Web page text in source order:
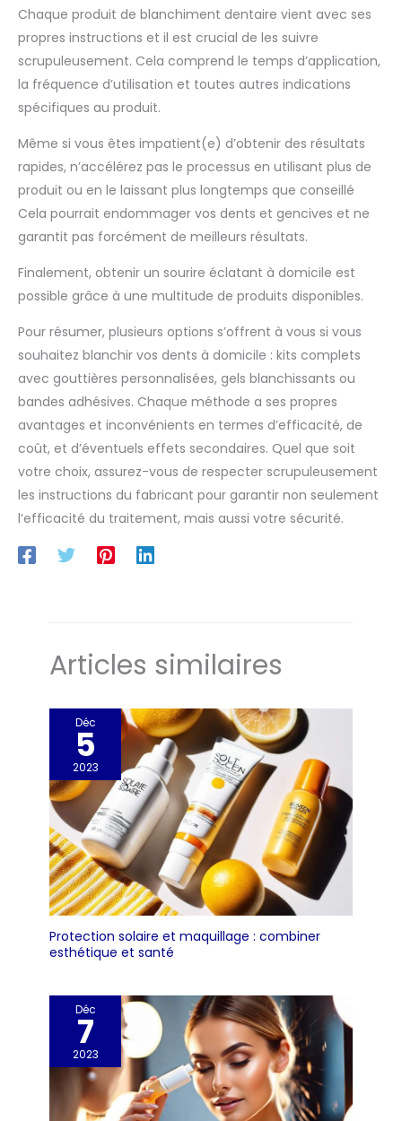
Chaque produit de blanchiment dentaire vient avec ses
propres instructions et il est crucial de les suivre
scrupuleusement. Cela comprend le temps d’application,
la fréquence d’utilisation et toutes autres indications
spécifiques au produit.
Même si vous êtes impatient(e) d’obtenir des résultats
rapides, n’accélérez pas le processus en utilisant plus de
produit ou en le laissant plus longtemps que conseillé
Cela pourrait endommager vos dents et gencives et ne
garantit pas forcément de meilleurs résultats.
Finalement, obtenir un sourire éclatant à domicile est
possible grâce à une multitude de produits disponibles.
Pour résumer, plusieurs options s’offrent à vous si vous
souhaitez blanchir vos dents à domicile : kits complets
avec gouttières personnalisées, gels blanchissants ou
bandes adhésives. Chaque méthode a ses propres
avantages et inconvénients en termes d’efficacité, de
coût, et d’éventuels effets secondaires. Quel que soit
votre choix, assurez-vous de respecter scrupuleusement
les instructions du fabricant pour garantir non seulement
l’efficacité du traitement, mais aussi votre sécurité.
Articles similaires
Déc
5
2023
Protection solaire et maquillage : combiner
esthétique et santé
Déc
7
2023